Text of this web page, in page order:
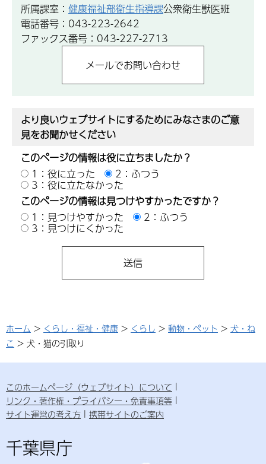
所属課室： 健康福祉部衛生指導課公衆衛生獣医班
電話番号：043-223-2642
ファックス番号：043-227-2713
より良いウェブサイトにするためにみなさまのご意
見をお聞かせください
このページの情報は役に立ちましたか？
1：役に立った
2：ふつう
3：役に立たなかった
このページの情報は見つけやすかったですか？
1：見つけやすかった
2：ふつう
3：見つけにくかった
ホーム > くらし・福祉・健康 > くらし > 動物・ペット > 犬・ね
こ > 犬・猫の引取り
このホームページ（ウェブサイト）について
リンク・著作権・プライバシー・免責事項等
サイト運営の考え方
携帯サイトのご案内
千葉県庁